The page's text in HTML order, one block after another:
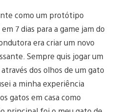
como um protótipo
7 dias para a game jam do
era criar um novo
Sempre quis jogar um
dos olhos de um gato
a minha experiência
gatos em casa como